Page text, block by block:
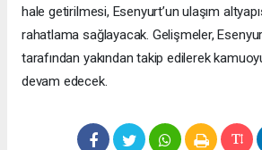
hale getirilmesi, Esenyurt’un ulaşım
rahatlama sağlayacak. Gelişmeler,
tarafından yakından takip edilerek
devam edecek.